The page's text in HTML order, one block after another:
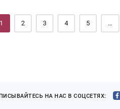
2 3 4 5 …
НА НАС В СОЦСЕТЯХ: